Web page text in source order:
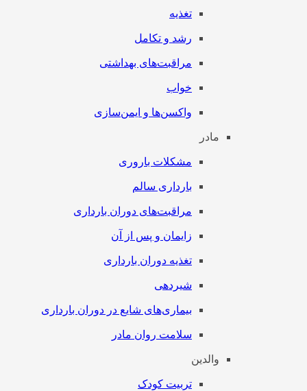
تغذیه
رشد و تکامل
مراقبت‌های بهداشتی
خواب
واکسن‌ها و ایمن‌سازی
مادر
مشکلات باروری
بارداری سالم
مراقبت‌های دوران بارداری
زایمان و پس از آن
تغذیه دوران بارداری
شیردهی
بیماری‌های شایع در دوران بارداری
سلامت روان مادر
والدین
تربیت کودک